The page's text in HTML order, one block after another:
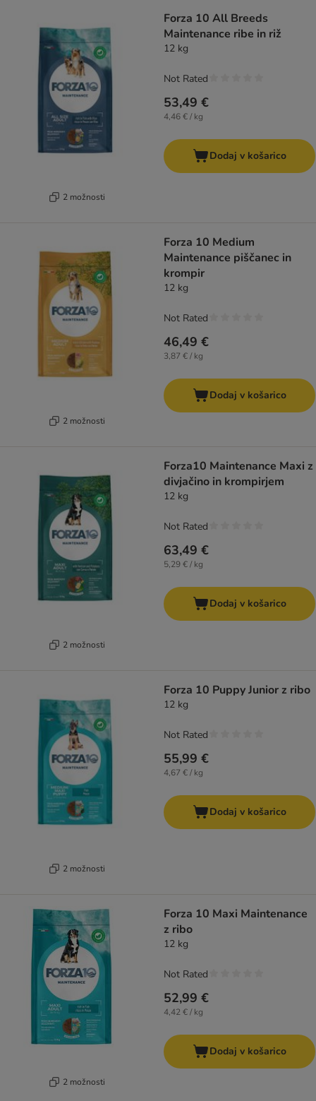
2 možnosti
Forza 10 All Breeds
Maintenance ribe in riž
12 kg
53,49 €
4,46 € / kg
Not Rated
Dodaj v košarico
2 možnosti
Forza 10 Medium
Maintenance piščanec in
krompir
12 kg
46,49 €
3,87 € / kg
Not Rated
Dodaj v košarico
2 možnosti
Forza10 Maintenance Maxi z
divjačino in krompirjem
12 kg
63,49 €
5,29 € / kg
Not Rated
Dodaj v košarico
2 možnosti
Forza 10 Puppy Junior z ribo
12 kg
55,99 €
4,67 € / kg
Not Rated
Dodaj v košarico
2 možnosti
Forza 10 Maxi Maintenance
z ribo
12 kg
52,99 €
4,42 € / kg
Not Rated
Dodaj v košarico